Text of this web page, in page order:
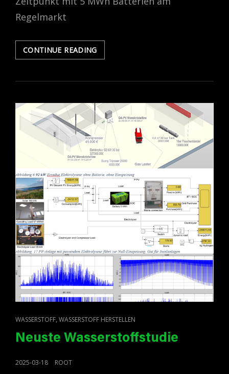
Regelmarkt
CONTINUE READING1,5
€/KWH
5
BATTERIEN
AM
REGELENERGIEMARKT
VERDIENEN
ROI
<
JAHRE
CAT
LINKS
WASSERSTOFF,WASSERSTOFF HERSTELLEN
Neuste Wasserstoffstudie
POSTED
2025-03-18 ROOT